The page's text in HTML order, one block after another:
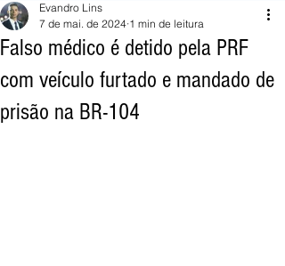
Falso médico é detido pela PRF
com veículo furtado e mandado de
prisão na BR-104
Evandro Lins
7 de mai. de 2024 1 min de leitura